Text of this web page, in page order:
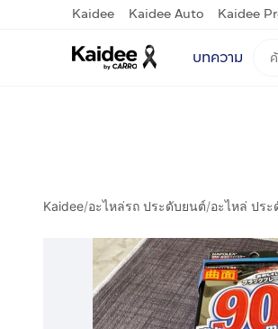
Kaidee Kaidee Auto Kaidee
บทความ
Kaidee/อะไหล่รถ ประดับยนต์/อะไหล่ ปร